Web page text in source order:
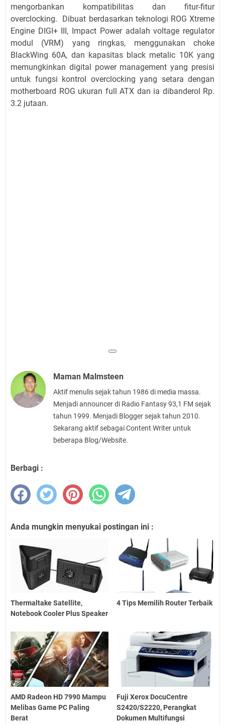
mengorbankan kompatibilitas dan fitur-fitur
overclocking. Dibuat berdasarkan teknologi ROG Xtreme
Engine DIGI+ III, Impact Power adalah voltage regulator
modul (VRM) yang ringkas, menggunakan choke
BlackWing 60A, dan kapasitas black metalic 10K yang
memungkinkan digital power management yang presisi
untuk fungsi kontrol overclocking yang setara dengan
motherboard ROG ukuran full ATX dan ia dibanderol Rp.
3.2 jutaan.
Maman Malmsteen
Aktif menulis sejak tahun 1986 di media massa.
Menjadi announcer di Radio Fantasy 93,1 FM sejak
tahun 1999. Menjadi Blogger sejak tahun 2010.
Sekarang aktif sebagai Content Writer untuk
beberapa Blog/Website.
Berbagi :
Anda mungkin menyukai postingan ini :
Thermaltake Satellite,
Notebook Cooler Plus Speaker
4 Tips Memilih Router Terbaik
AMD Radeon HD 7990 Mampu
Melibas Game PC Paling
Berat
Fuji Xerox DocuCentre
S2420/S2220, Perangkat
Dokumen Multifungsi